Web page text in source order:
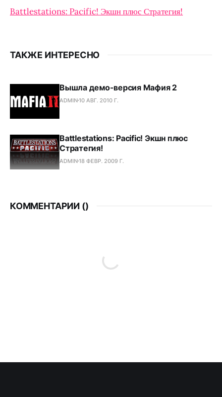
Battlestations: Pacific! Экшн плюс Стратегия!
ТАКЖЕ ИНТЕРЕСНО
Вышла демо-версия Мафия 2
ADMIN10 АВГ. 2010 Г.
Battlestations: Pacific! Экшн плюс
Стратегия!
ADMIN18 ФЕВР. 2009 Г.
КОММЕНТАРИИ ()